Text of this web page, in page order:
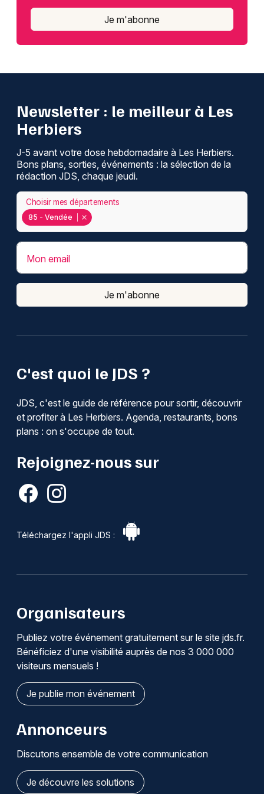
Actus aux Herbiers
Choisir mes départements
Mon email
Je m'abonne
Je m'abonne
C'est quoi le JDS ?
JDS, c'est le guide de référence pour sortir, découvrir
et profiter à Les Herbiers. Agenda, restaurants, bons
plans : on s'occupe de tout.
Rejoignez-nous sur
Téléchargez l'appli JDS :
Newsletter : le meilleur à Les
Herbiers
J-5 avant votre dose hebdomadaire à Les Herbiers.
Bons plans, sorties, événements : la sélection de la
rédaction JDS, chaque jeudi.
85 - Vendée
Choisir mes départements
Mon email
Je m'abonne
Organisateurs
Publiez votre événement gratuitement sur le site jds.fr.
Bénéficiez d'une visibilité auprès de nos 3 000 000
visiteurs mensuels !
Je publie mon événement
Annonceurs
Discutons ensemble de votre communication
Je découvre les solutions